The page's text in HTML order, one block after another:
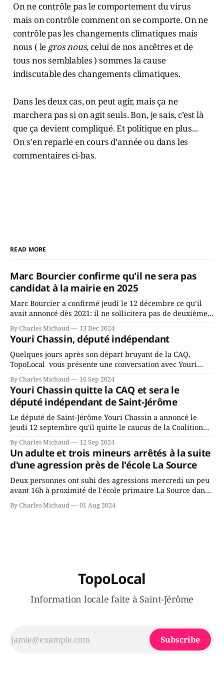
On ne contrôle pas le comportement du virus
mais on contrôle comment on se comporte. On ne
contrôle pas les changements climatiques mais
nous ( le gros nous, celui de nos ancêtres et de
tous nos semblables ) sommes la cause
indiscutable des changements climatiques.
Dans les deux cas, on peut agir, mais ça ne
marchera pas si on agit seuls. Bon, je sais, c’est là
que ça devient compliqué. Et politique en plus...
On s'en reparle en cours d'année ou dans les
commentaires ci-bas.
READ MORE
Marc Bourcier confirme qu'il ne sera pas
candidat à la mairie en 2025
Marc Bourcier a confirmé jeudi le 12 décembre ce qu’il
avait annoncé dès 2021: il ne sollicitera pas de deuxième
mandat à titre de maire de Saint-Jérôme. Bourcier en a
fait l’annonce en s’adressant aux employés de la ville,
rassemblés en soirée pour leur traditionnel souper
By Charles Michaud 13 Dec 2024
Youri Chassin, député indépendant
Quelques jours après son départ bruyant de la CAQ,
TopoLocal vous présente une conversation avec Youri
Chassin. Nous avons causé de sa décision. Y songeait-il
depuis longtemps? Sera-t-il candidat indépendant dans 2
ans? Joindrait-il un autre parti, par exemple les
conservateurs d’Éric Duhaime? Que lui
By Charles Michaud 16 Sep 2024
Youri Chassin quitte la CAQ et sera le
député indépendant de Saint-Jérôme
Le député de Saint-Jérôme Youri Chassin a annoncé le
jeudi 12 septembre qu'il quitte le caucus de la Coalition
Avenir Québec de François Legault parce qu'il est déçu du
gouvernement de la CAQ, surtout de son incapacité, qu'il
juge chronique, à offrir des
By Charles Michaud 12 Sep 2024
Un adulte et trois mineurs arrêtés à la suite
d'une agression près de l'école La Source
Deux personnes ont subi des agressions mercredi un peu
avant 16h à proximité de l'école primaire La Source dans
le secteur Bellefeuille de Saint-Jérôme. L'une de deux
victimes aurait été écrasée sous un véhicule et aspergée
By Charles Michaud 01 Aug 2024
TopoLocal
Information locale faite à Saint-Jérôme
Subscribe